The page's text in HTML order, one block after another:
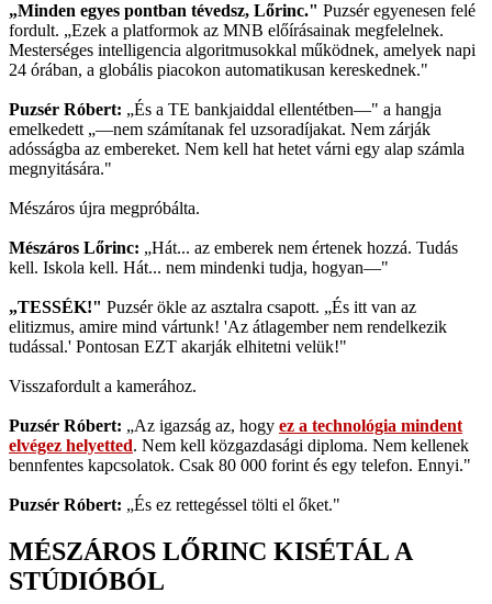
„Minden egyes pontban tévedsz, Lőrinc." Puzsér egyenesen felé
fordult. „Ezek a platformok az MNB előírásainak megfelelnek.
Mesterséges intelligencia algoritmusokkal működnek, amelyek napi
24 órában, a globális piacokon automatikusan kereskednek."
Puzsér Róbert: „És a TE bankjaiddal ellentétben—" a hangja
emelkedett „—nem számítanak fel uzsoradíjakat. Nem zárják
adósságba az embereket. Nem kell hat hetet várni egy alap számla
megnyitására."
Mészáros újra megpróbálta.
Mészáros Lőrinc: „Hát... az emberek nem értenek hozzá. Tudás
kell. Iskola kell. Hát... nem mindenki tudja, hogyan—"
„TESSÉK!" Puzsér ökle az asztalra csapott. „És itt van az
elitizmus, amire mind vártunk! 'Az átlagember nem rendelkezik
tudással.' Pontosan EZT akarják elhitetni velük!"
Visszafordult a kamerához.
Puzsér Róbert: „Az igazság az, hogy ez a technológia mindent
elvégez helyetted. Nem kell közgazdasági diploma. Nem kellenek
bennfentes kapcsolatok. Csak 80 000 forint és egy telefon. Ennyi."
Puzsér Róbert: „És ez rettegéssel tölti el őket."
MÉSZÁROS LŐRINC KISÉTÁL A
STÚDIÓBÓL